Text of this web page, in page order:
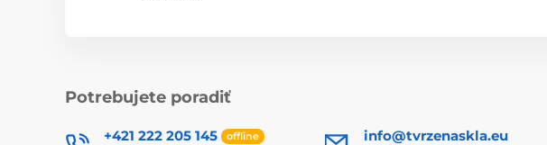
Potrebujete poradiť
+421 222 205 145 offline info@tvrzenaskla.eu